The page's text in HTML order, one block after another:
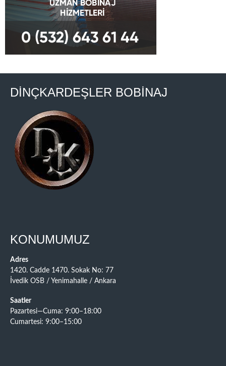
DİNÇKARDEŞLER BOBİNAJ
KONUMUMUZ
Adres
1420. Cadde 1470. Sokak No: 77
İvedik OSB / Yenimahalle / Ankara
Saatler
Pazartesi—Cuma: 9:00–18:00
Cumartesi: 9:00–15:00